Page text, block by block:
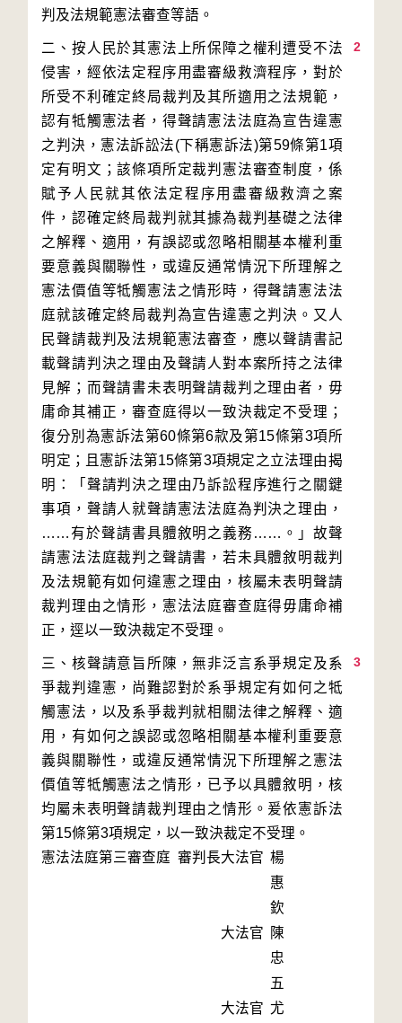
2
二、按人民於其憲法上所保障之權利遭受不法
侵害，經依法定程序用盡審級救濟程序，對於
所受不利確定終局裁判及其所適用之法規範，
認有牴觸憲法者，得聲請憲法法庭為宣告違憲
之判決，憲法訴訟法(下稱憲訴法)第59條第1項
定有明文；該條項所定裁判憲法審查制度，係
賦予人民就其依法定程序用盡審級救濟之案
件，認確定終局裁判就其據為裁判基礎之法律
之解釋、適用，有誤認或忽略相關基本權利重
要意義與關聯性，或違反通常情況下所理解之
憲法價值等牴觸憲法之情形時，得聲請憲法法
庭就該確定終局裁判為宣告違憲之判決。又人
民聲請裁判及法規範憲法審查，應以聲請書記
載聲請判決之理由及聲請人對本案所持之法律
見解；而聲請書未表明聲請裁判之理由者，毋
庸命其補正，審查庭得以一致決裁定不受理；
復分別為憲訴法第60條第6款及第15條第3項所
明定；且憲訴法第15條第3項規定之立法理由揭
明：「聲請判決之理由乃訴訟程序進行之關鍵
事項，聲請人就聲請憲法法庭為判決之理由，
……有於聲請書具體敘明之義務……。」故聲
請憲法法庭裁判之聲請書，若未具體敘明裁判
及法規範有如何違憲之理由，核屬未表明聲請
裁判理由之情形，憲法法庭審查庭得毋庸命補
3
三、核聲請意旨所陳，無非泛言系爭規定及系
爭裁判違憲，尚難認對於系爭規定有如何之牴
觸憲法，以及系爭裁判就相關法律之解釋、適
用，有如何之誤認或忽略相關基本權利重要意
義與關聯性，或違反通常情況下所理解之憲法
價值等牴觸憲法之情形，已予以具體敘明，核
均屬未表明聲請裁判理由之情形。爰依憲訴法
第15條第3項規定，以一致決裁定不受理。
憲法法庭第三審查庭 審判長大法官 楊
惠
欽
大法官
陳
忠
五
大法官 尤